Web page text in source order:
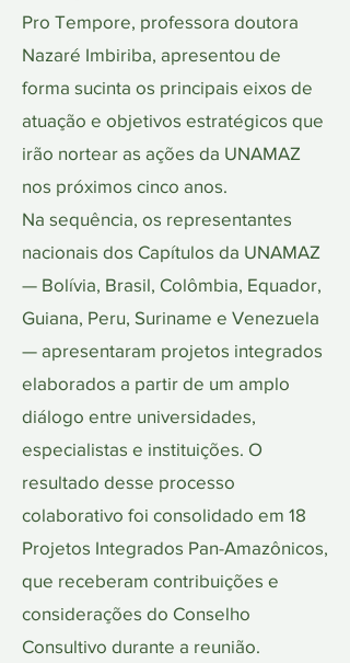
Pro Tempore, professora doutora
Nazaré Imbiriba, apresentou de
forma sucinta os principais eixos de
atuação e objetivos estratégicos que
irão nortear as ações da UNAMAZ
nos próximos cinco anos.
Na sequência, os representantes
nacionais dos Capítulos da UNAMAZ
— Bolívia, Brasil, Colômbia, Equador,
Guiana, Peru, Suriname e Venezuela
— apresentaram projetos integrados
elaborados a partir de um amplo
diálogo entre universidades,
especialistas e instituições. O
resultado desse processo
colaborativo foi consolidado em 18
Projetos Integrados Pan-Amazônicos,
que receberam contribuições e
considerações do Conselho
Consultivo durante a reunião.